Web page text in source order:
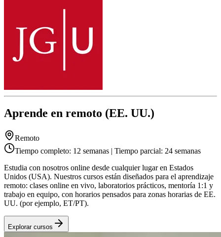
Aprende en remoto (EE. UU.)
Remoto
Tiempo completo: 12 semanas | Tiempo parcial: 24 semanas
Estudia con nosotros online desde cualquier lugar en Estados
Unidos (USA). Nuestros cursos están diseñados para el aprendizaje
remoto: clases online en vivo, laboratorios prácticos, mentoría 1:1 y
trabajo en equipo, con horarios pensados para zonas horarias de EE.
UU. (por ejemplo, ET/PT).
Explorar cursos